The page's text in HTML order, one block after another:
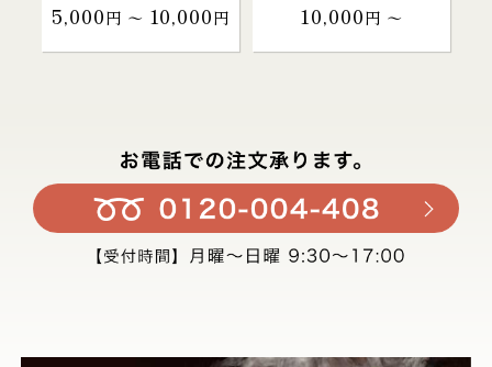
5,000円 〜 10,000円 10,000円 〜